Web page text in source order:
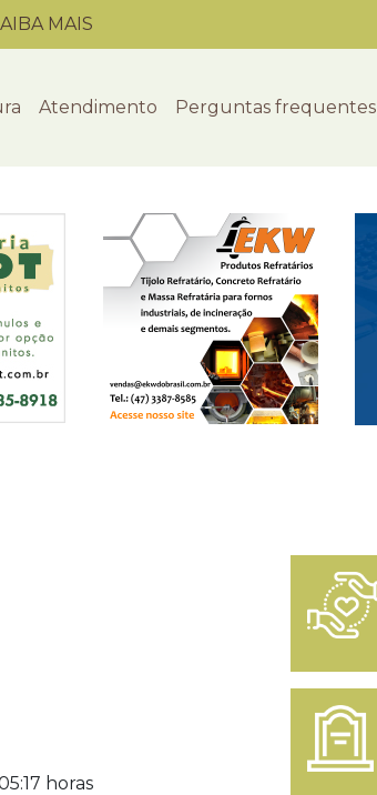
MAIS
Atendimento Perguntas frequentes
horas